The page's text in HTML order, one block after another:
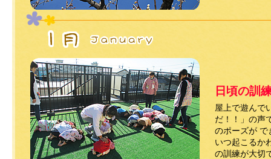
日頃の訓
屋上で遊んで
だ！！」の声
のポーズが で
いつ起こるか
の訓練が大切